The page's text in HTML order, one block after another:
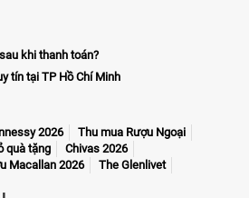
khi thanh toán?
tín tại TP Hồ Chí Minh
2026
Thu mua Rượu Ngoại
quà tặng
Chivas 2026
Macallan 2026
The Glenlivet